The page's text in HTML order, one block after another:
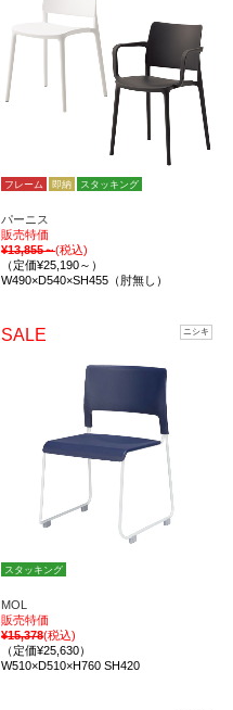
フレーム 即納 スタッキング
パーニス
販売特価
¥13,855～(税込)
（定価¥25,190～）
W490×D540×SH455（肘無し）
SALE ニシキ
スタッキング
MOL
販売特価
¥15,378(税込)
（定価¥25,630）
W510×D510×H760 SH420